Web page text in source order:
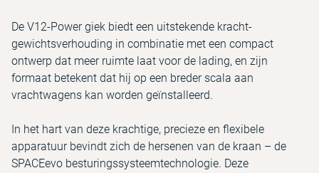
De V12-Power giek biedt een uitstekende kracht-
gewichtsverhouding in combinatie met een compact
ontwerp dat meer ruimte laat voor de lading, en zijn
formaat betekent dat hij op een breder scala aan
vrachtwagens kan worden geïnstalleerd.
In het hart van deze krachtige, precieze en flexibele
apparatuur bevindt zich de hersenen van de kraan – de
SPACEevo besturingssysteemtechnologie. Deze